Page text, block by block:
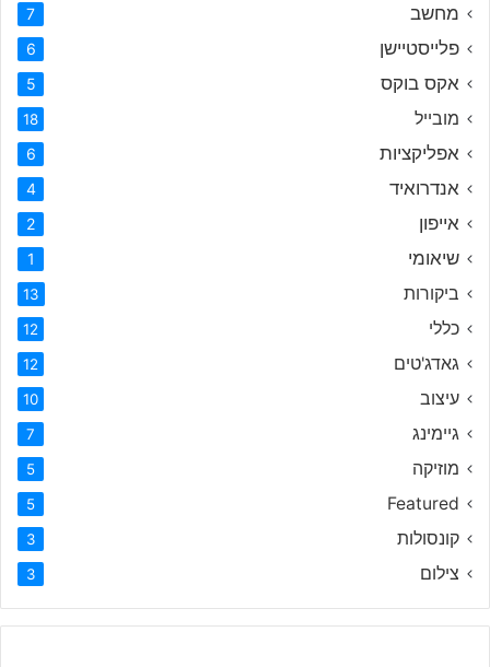
מחשב 7
פלייסטיישן 6
אקס בוקס 5
מובייל 18
אפליקציות 6
אנדרואיד 4
אייפון 2
שיאומי 1
ביקורות 13
כללי 12
גאדג'טים 12
עיצוב 10
גיימינג 7
מוזיקה 5
Featured
5
קונסולות 3
צילום 3